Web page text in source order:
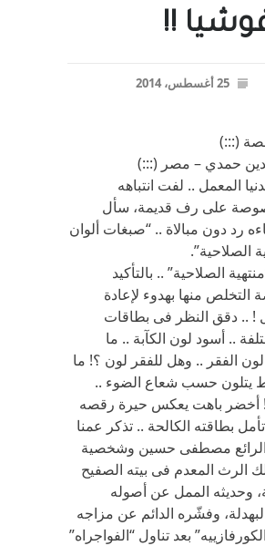
!!
25 أغسطس، 2014
(:::)
حمدي – مصر (:::)
المعمل .. لفت انتباهه
على رف قديمة، سأل
رد دون مبالاة .. “صبغات ألوان
الصلاحية”.
الصلاحية” .. بالتأكيد
منها بهدوء لإعادة
! .. دقق النظر فى بطاقات
.. أسود لون الكآبة .. ما
لون الفقر .. وهل للفقر لون ؟! ما
يتلون حسب شعاع الضوء ..
أخضر باهت يعكس حيرة رقصه
تأمل بطاقته الكالحة .. تذكر عمنا
مصطفى حسين وشخصية
الرث المعدم فى بيته الصفيح
وحديثه الممل عن أصوله
وفشّره الدائم عن مزاجه
بعد تناول “الفواجراه”